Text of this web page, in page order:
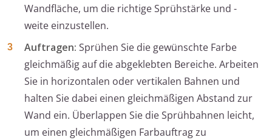
Wandfläche, um die richtige Sprühstärke und -
weite einzustellen.
Auftragen: Sprühen Sie die gewünschte Farbe
gleichmäßig auf die abgeklebten Bereiche. Arbeiten
Sie in horizontalen oder vertikalen Bahnen und
halten Sie dabei einen gleichmäßigen Abstand zur
Wand ein. Überlappen Sie die Sprühbahnen leicht,
um einen gleichmäßigen Farbauftrag zu